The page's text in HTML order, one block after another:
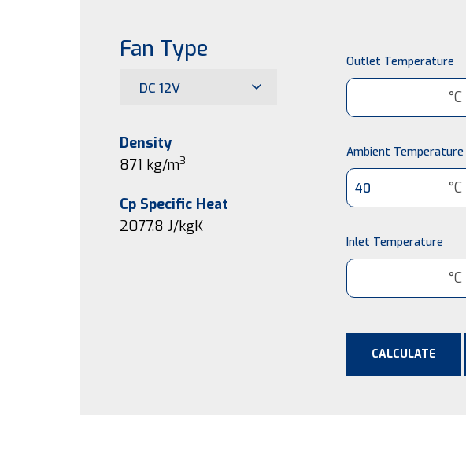
Fan Type
DC 12V
Density
871 kg/m3
Cp Specific Heat
2077.8 J/kgK
Outlet Temperature
°C
Ambient Temperature
°C
Inlet Temperature
°C
CALCULATE